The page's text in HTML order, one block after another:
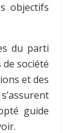
objectifs
du parti
société
et des
guide